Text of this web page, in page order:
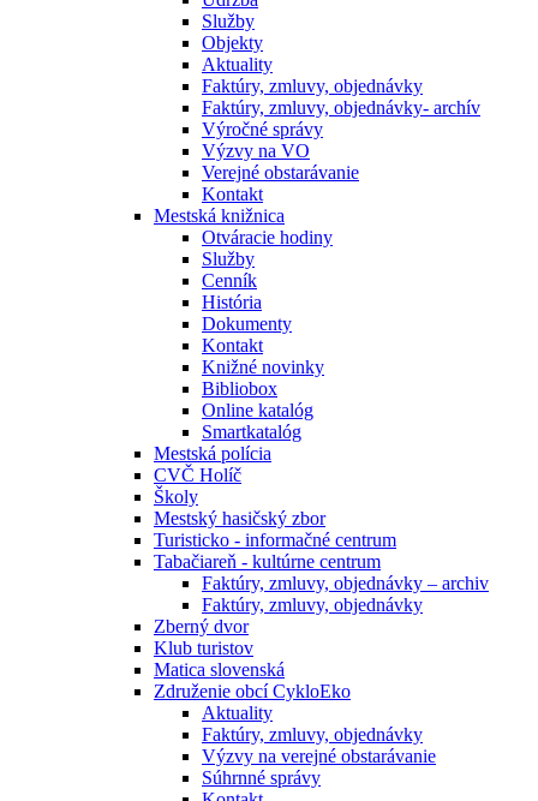
Služby
Objekty
Aktuality
Faktúry, zmluvy, objednávky
Faktúry, zmluvy, objednávky- archív
Výročné správy
Výzvy na VO
Verejné obstarávanie
Kontakt
Mestská knižnica
Otváracie hodiny
Služby
Cenník
História
Dokumenty
Kontakt
Knižné novinky
Bibliobox
Online katalóg
Smartkatalóg
Mestská polícia
CVČ Holíč
Školy
Mestský hasičský zbor
Turisticko - informačné centrum
Tabačiareň - kultúrne centrum
Faktúry, zmluvy, objednávky – archiv
Faktúry, zmluvy, objednávky
Zberný dvor
Klub turistov
Matica slovenská
Združenie obcí CykloEko
Aktuality
Faktúry, zmluvy, objednávky
Výzvy na verejné obstarávanie
Súhrnné správy